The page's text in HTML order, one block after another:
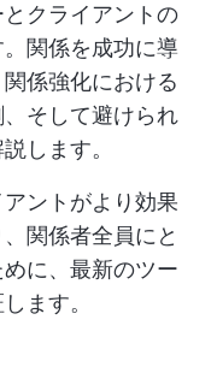
クライアントの
関係を成功に導
係強化における
そして避けられ
します。
ントがより効果
関係者全員にと
に、最新のツー
ます。